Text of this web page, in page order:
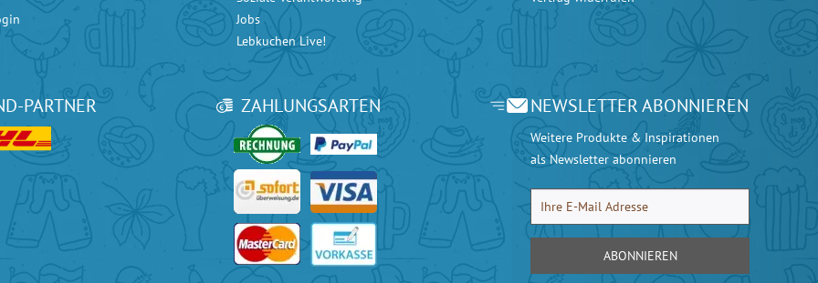
Jobs
Lebkuchen Live!
beiGoogle mit 4.90 / 5 Sternen und beieKomimit 4.80 / 5 Sternen.
PARTNER ZAHLUNGSARTEN NEWSLETTER ABONNIEREN
Weitere Produkte & Inspirationen
als Newsletter abonnieren
ABONNIEREN